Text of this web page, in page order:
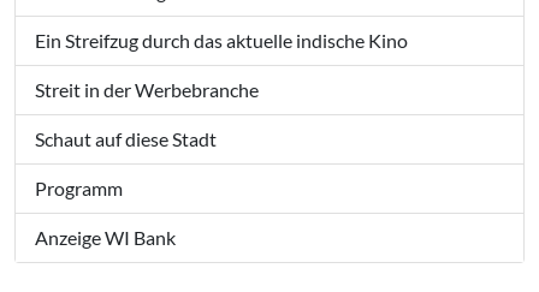
Ein Streifzug durch das aktuelle indische Kino
Streit in der Werbebranche
Schaut auf diese Stadt
Programm
Anzeige WI Bank